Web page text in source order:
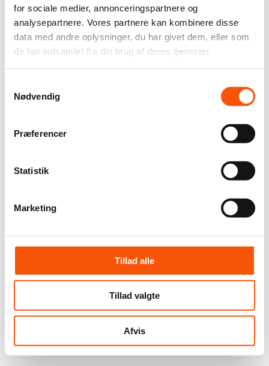
for sociale medier, annonceringspartnere og
analysepartnere. Vores partnere kan kombinere disse
data med andre oplysninger, du har givet dem, eller som
de har indsamlet fra din brug af deres tjenester.
Nødvendig
Præferencer
Statistik
Marketing
Tillad alle
Tillad valgte
Afvis